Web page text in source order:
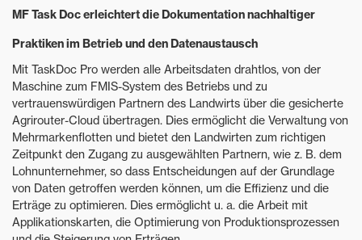
MF Task Doc erleichtert die Dokumentation nachhaltiger
Praktiken im Betrieb und den Datenaustausch
Mit TaskDoc Pro werden alle Arbeitsdaten drahtlos, von der
Maschine zum FMIS-System des Betriebs und zu
vertrauenswürdigen Partnern des Landwirts über die gesicherte
Agrirouter-Cloud übertragen. Dies ermöglicht die Verwaltung von
Mehrmarkenflotten und bietet den Landwirten zum richtigen
Zeitpunkt den Zugang zu ausgewählten Partnern, wie z. B. dem
Lohnunternehmer, so dass Entscheidungen auf der Grundlage
von Daten getroffen werden können, um die Effizienz und die
Erträge zu optimieren. Dies ermöglicht u. a. die Arbeit mit
Applikationskarten, die Optimierung von Produktionsprozessen